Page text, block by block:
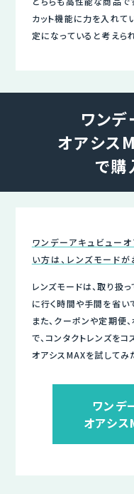
カット機能に力を入れて
定になっていると考えら
ワンデ
オアシス
で購
ワンデーアキュビュー
い方は、レンズモードが
レンズモードは、取り扱
に行く時間や手間を省い
また、クーポンや定期便
で、コンタクトレンズをコ
オアシスMAXを試してみ
ワンデ
オアシ